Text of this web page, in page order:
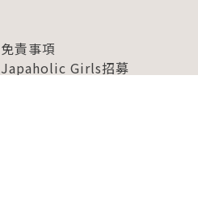
免責事項
Japaholic Girls招募